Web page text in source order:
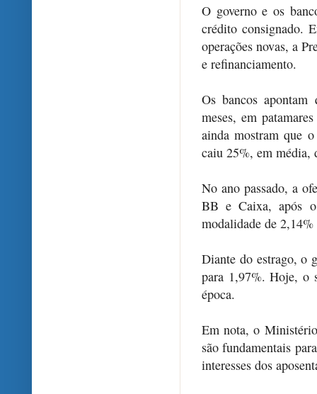
O governo e os
crédito consignado.
operações novas, a
e refinanciamento.
Os bancos apontam
meses, em
ainda mostram que
caiu 25%, em média,
No ano passado, a
BB e Caixa, após
modalidade de
Diante do estrago, o
para 1,97%. Hoje, o
época.
Em nota, o
são fundamentais
interesses dos